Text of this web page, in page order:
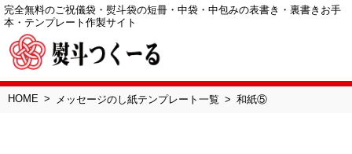
完全無料のご祝儀袋・熨斗袋の短冊・中袋・中包みの表書き・裏書きお手
本・テンプレート作製サイト
HOME メッセージのし紙テンプレート一覧 和紙⑤